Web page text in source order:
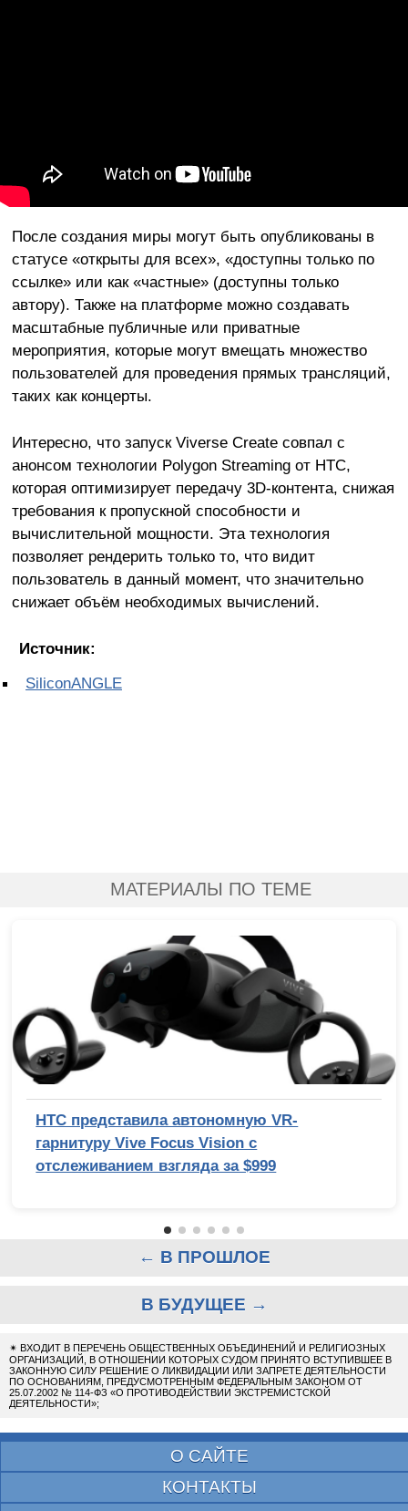
После создания миры могут быть опубликованы в
статусе «открыты для всех», «доступны только по
ссылке» или как «частные» (доступны только
автору). Также на платформе можно создавать
масштабные публичные или приватные
мероприятия, которые могут вмещать множество
пользователей для проведения прямых трансляций,
таких как концерты.
Интересно, что запуск Viverse Create совпал с
анонсом технологии Polygon Streaming от HTC,
которая оптимизирует передачу 3D-контента, снижая
требования к пропускной способности и
вычислительной мощности. Эта технология
позволяет рендерить только то, что видит
пользователь в данный момент, что значительно
снижает объём необходимых вычислений.
Источник:
SiliconANGLE
МАТЕРИАЛЫ ПО ТЕМЕ
HTC представила автономную VR-
гарнитуру Vive Focus Vision с
отслеживанием взгляда за $999
← В ПРОШЛОЕ
В БУДУЩЕЕ →
✴ ВХОДИТ В ПЕРЕЧЕНЬ ОБЩЕСТВЕННЫХ ОБЪЕДИНЕНИЙ И РЕЛИГИОЗНЫХ
ОРГАНИЗАЦИЙ, В ОТНОШЕНИИ КОТОРЫХ СУДОМ ПРИНЯТО ВСТУПИВШЕЕ В
ЗАКОННУЮ СИЛУ РЕШЕНИЕ О ЛИКВИДАЦИИ ИЛИ ЗАПРЕТЕ ДЕЯТЕЛЬНОСТИ
ПО ОСНОВАНИЯМ, ПРЕДУСМОТРЕННЫМ ФЕДЕРАЛЬНЫМ ЗАКОНОМ ОТ
25.07.2002 № 114-ФЗ «О ПРОТИВОДЕЙСТВИИ ЭКСТРЕМИСТСКОЙ
ДЕЯТЕЛЬНОСТИ»;
О САЙТЕ
КОНТАКТЫ